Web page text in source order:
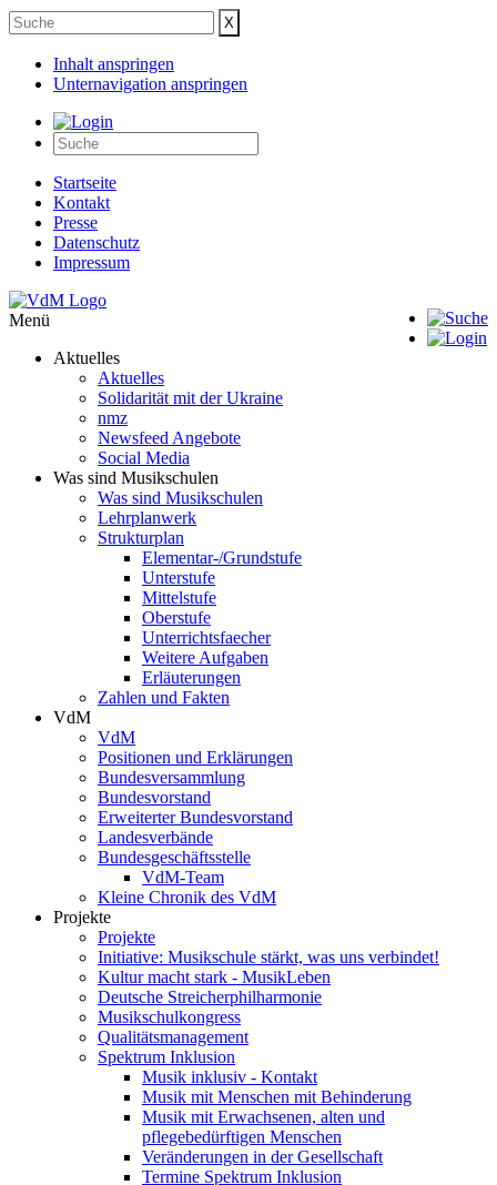
Inhalt anspringen
Unternavigation anspringen
Startseite
Kontakt
Presse
Datenschutz
Impressum
Menü
Aktuelles
Aktuelles
Solidarität mit der Ukraine
nmz
Newsfeed Angebote
Social Media
Was sind Musikschulen
Was sind Musikschulen
Lehrplanwerk
Strukturplan
Elementar-/Grundstufe
Unterstufe
Mittelstufe
Oberstufe
Unterrichtsfaecher
Weitere Aufgaben
Erläuterungen
Zahlen und Fakten
VdM
VdM
Positionen und Erklärungen
Bundesversammlung
Bundesvorstand
Erweiterter Bundesvorstand
Landesverbände
Bundesgeschäftsstelle
VdM-Team
Kleine Chronik des VdM
Projekte
Projekte
Initiative: Musikschule stärkt, was uns verbindet!
Kultur macht stark - MusikLeben
Deutsche Streicherphilharmonie
Musikschulkongress
Qualitätsmanagement
Spektrum Inklusion
Musik inklusiv - Kontakt
Musik mit Menschen mit Behinderung
Musik mit Erwachsenen, alten und
pflegebedürftigen Menschen
Veränderungen in der Gesellschaft
Termine Spektrum Inklusion